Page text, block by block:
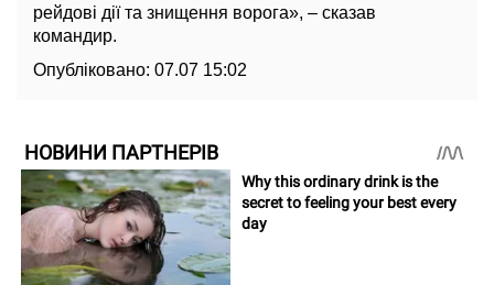
рейдові дії та знищення ворога», – сказав
командир.
Опубліковано: 07.07 15:02